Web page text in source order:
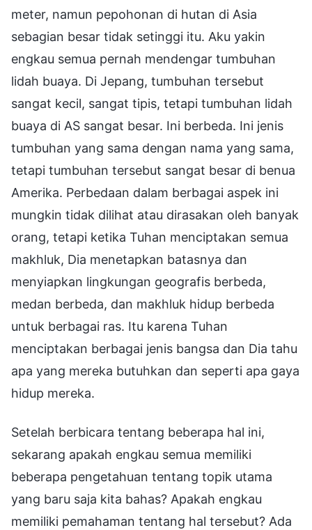
meter, namun pepohonan di hutan di Asia
sebagian besar tidak setinggi itu. Aku yakin
engkau semua pernah mendengar tumbuhan
lidah buaya. Di Jepang, tumbuhan tersebut
sangat kecil, sangat tipis, tetapi tumbuhan lidah
buaya di AS sangat besar. Ini berbeda. Ini jenis
tumbuhan yang sama dengan nama yang sama,
tetapi tumbuhan tersebut sangat besar di benua
Amerika. Perbedaan dalam berbagai aspek ini
mungkin tidak dilihat atau dirasakan oleh banyak
orang, tetapi ketika Tuhan menciptakan semua
makhluk, Dia menetapkan batasnya dan
menyiapkan lingkungan geografis berbeda,
medan berbeda, dan makhluk hidup berbeda
untuk berbagai ras. Itu karena Tuhan
menciptakan berbagai jenis bangsa dan Dia tahu
apa yang mereka butuhkan dan seperti apa gaya
hidup mereka.
Setelah berbicara tentang beberapa hal ini,
sekarang apakah engkau semua memiliki
beberapa pengetahuan tentang topik utama
yang baru saja kita bahas? Apakah engkau
memiliki pemahaman tentang hal tersebut? Ada